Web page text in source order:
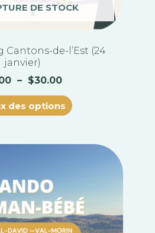
DE STOCK
de-l’Est (24
janvier)
– $30.00
des options
du
produit